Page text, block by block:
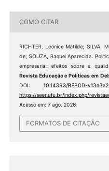
COMO CITAR
RICHTER, Leonice Matilde; SILVA,
de; SOUZA, Raquel Aparecida.
empresarial: efeitos sobre a
Revista Educação e Políticas em
DOI: 10.14393/REPOD-
https://seer.ufu.br/index.php/
Acesso em: 7 ago. 2026.
FORMATOS DE CITAÇÃO